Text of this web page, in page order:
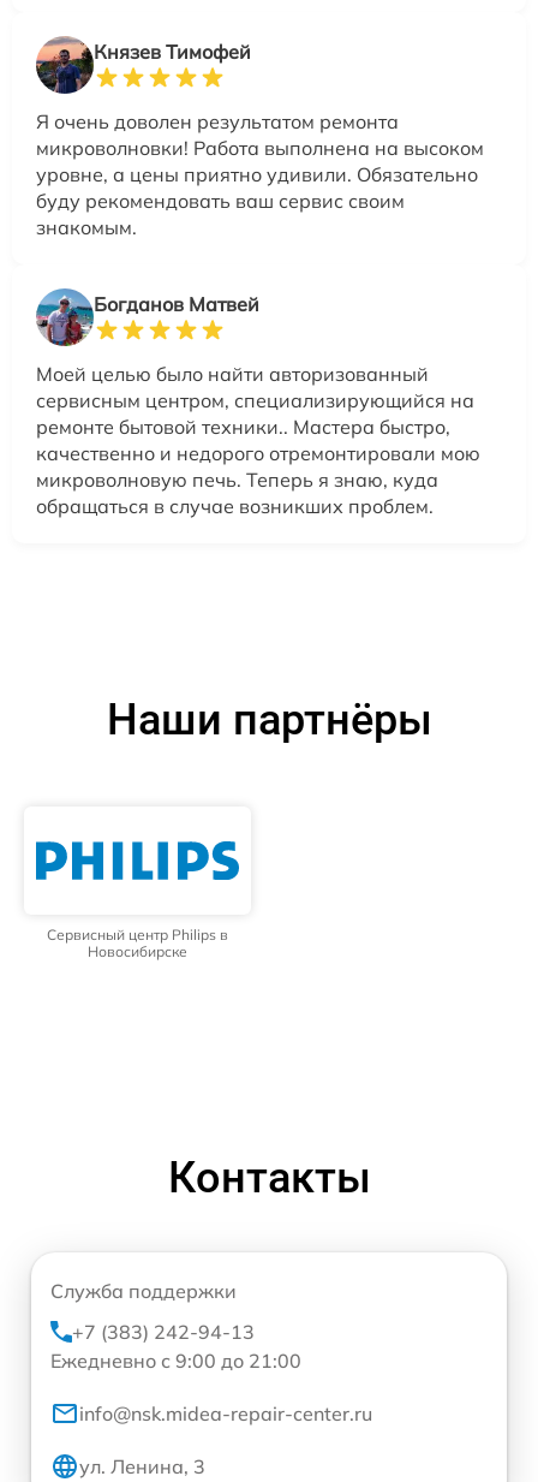
Князев Тимофей
Я очень доволен результатом ремонта
микроволновки! Работа выполнена на высоком
уровне, а цены приятно удивили. Обязательно
буду рекомендовать ваш сервис своим
знакомым.
Богданов Матвей
Моей целью было найти авторизованный
сервисным центром, специализирующийся на
ремонте бытовой техники.. Мастера быстро,
качественно и недорого отремонтировали мою
микроволновую печь. Теперь я знаю, куда
обращаться в случае возникших проблем.
Наши партнёры
Сервисный центр Philips в
Новосибирске
Контакты
Служба поддержки
+7 (383) 242-94-13
Ежедневно с 9:00 до 21:00
info@nsk.midea-repair-center.ru
ул. Ленина, 3